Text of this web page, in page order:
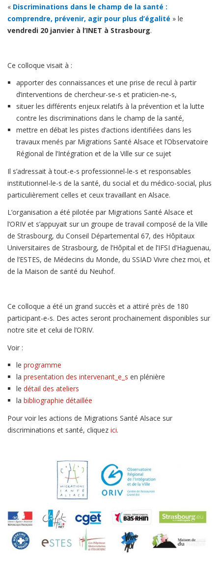
« Discriminations dans le champ de la santé :
comprendre, prévenir, agir pour plus d’égalité » le
vendredi 20 janvier à l’INET à Strasbourg.
Ce colloque visait à :
apporter des connaissances et une prise de recul à partir
d’interventions de chercheur-se-s et praticien-ne-s,
situer les différents enjeux relatifs à la prévention et la lutte
contre les discriminations dans le champ de la santé,
mettre en débat les pistes d’actions identifiées dans les
travaux menés par Migrations Santé Alsace et l’Observatoire
Régional de l’Intégration et de la Ville sur ce sujet
Il s’adressait à tout-e-s professionnel-le-s et responsables
institutionnel-le-s de la santé, du social et du médico-social, plus
particulièrement celles et ceux travaillant en Alsace.
L’organisation a été pilotée par Migrations Santé Alsace et
l’ORIV et s’appuyait sur un groupe de travail composé de la Ville
de Strasbourg, du Conseil Départemental 67, des Hôpitaux
Universitaires de Strasbourg, de l’Hôpital et de l’IFSI d’Haguenau,
de l’ESTES, de Médecins du Monde, du SSIAD Vivre chez moi, et
de la Maison de santé du Neuhof.
Ce colloque a été un grand succès et a attiré près de 180
participant-e-s. Des actes seront prochainement disponibles sur
notre site et celui de l’ORIV.
Voir :
le programme
la presentation des intervenant_e_s en plénière
le détail des ateliers
la bibliographie détaillée
Pour voir les actions de Migrations Santé Alsace sur
discriminations et santé, cliquez ici.